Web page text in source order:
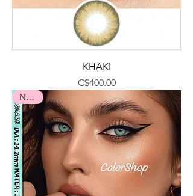
KHAKI
Precio
C$400.00
Nuevo